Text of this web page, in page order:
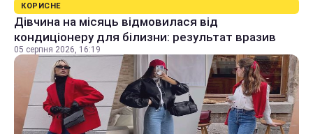
КОРИСНЕ
Дівчина на місяць відмовилася від
кондиціонеру для білизни: результат вразив
05 серпня 2026, 16:19